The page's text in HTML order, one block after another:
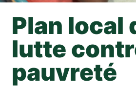
Plan local
lutte
pauvreté